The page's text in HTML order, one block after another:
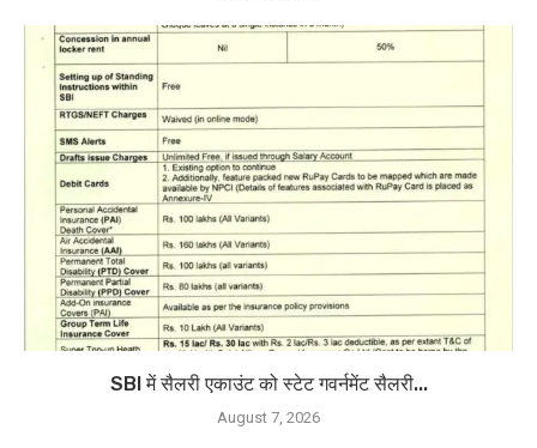
SBI में सैलरी एकाउंट को स्टेट गवर्नमेंट सैलरी...
August 7, 2026